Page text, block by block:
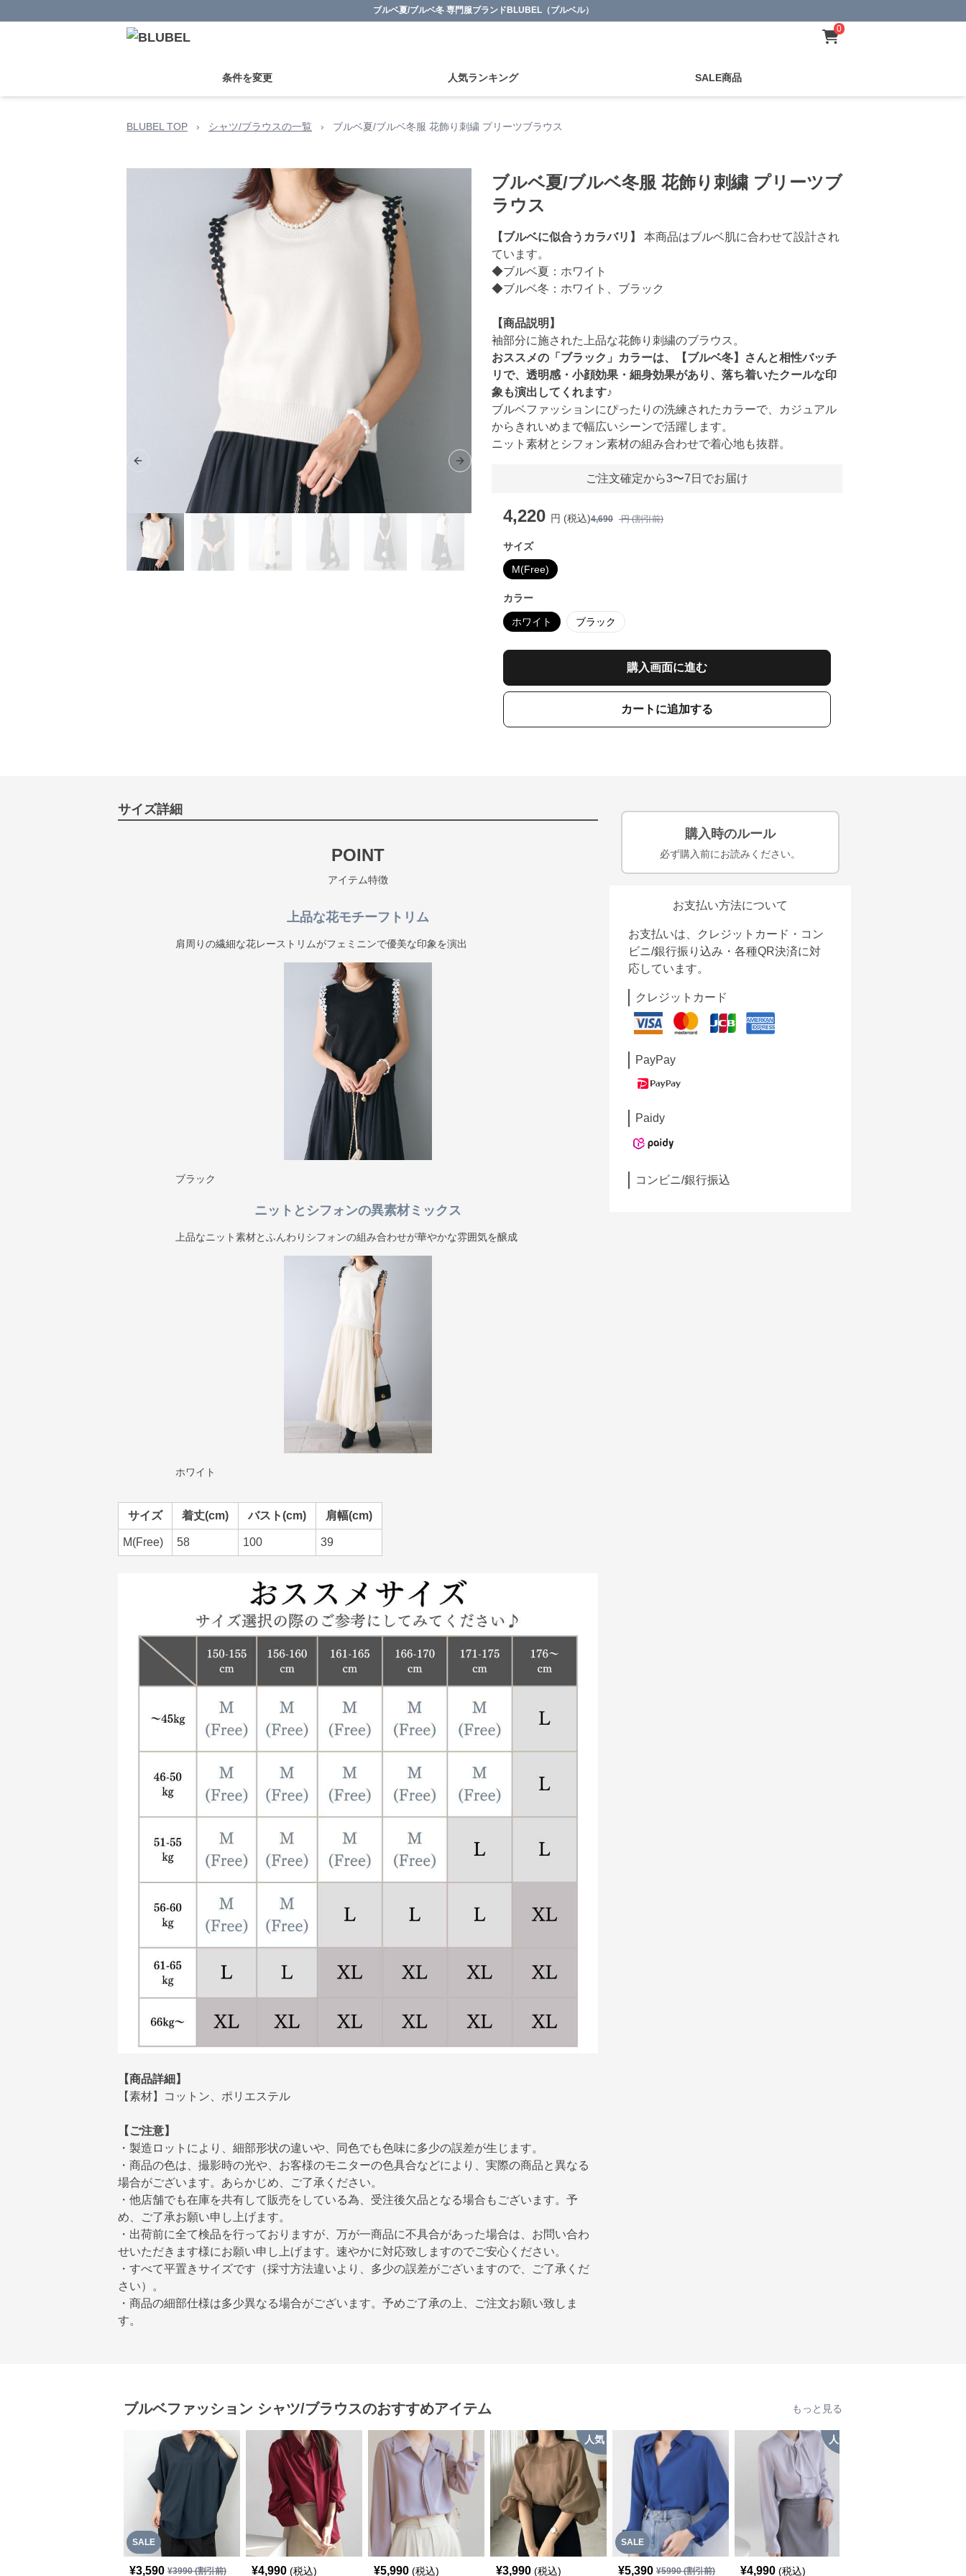
ブルベ夏/ブルベ冬 専門服ブランドBLUBEL（ブルベル）
0
条件を変更 人気ランキング SALE商品
BLUBEL TOP › シャツ/ブラウスの一覧 › ブルベ夏/ブルベ冬服 花飾り刺繍 プリーツブラウス
Previous slide Next slide
ブルベ夏/ブルベ冬服 花飾り刺繍 プリーツブ
ラウス
【ブルベに似合うカラバリ】
本商品はブルベ肌に合わせて設計され
ています。
◆ブルベ夏：ホワイト
◆ブルベ冬：ホワイト、ブラック
【商品説明】
袖部分に施された上品な花飾り刺繍のブラウス。
おススメの「ブラック」カラーは、【ブルベ冬】さんと相性バッチ
リで、透明感・小顔効果・細身効果があり、落ち着いたクールな印
象も演出してくれます♪
ブルベファッションにぴったりの洗練されたカラーで、カジュアル
からきれいめまで幅広いシーンで活躍します。
ニット素材とシフォン素材の組み合わせで着心地も抜群。
ご注文確定から3〜7日でお届け
4,220 円 (税込)4,690 円 (割引前)
サイズ
M(Free)
カラー
ホワイト ブラック
購入画面に進む
カートに追加する
サイズ詳細
POINT
アイテム特徴
上品な花モチーフトリム
肩周りの繊細な花レーストリムがフェミニンで優美な印象を演出
ブラック
ニットとシフォンの異素材ミックス
上品なニット素材とふんわりシフォンの組み合わせが華やかな雰囲気を醸成
ホワイト
サイズ 着丈(cm) バスト(cm) 肩幅(cm)
M(Free) 58 100 39
【商品詳細】
【素材】コットン、ポリエステル
【ご注意】
・製造ロットにより、細部形状の違いや、同色でも色味に多少の誤差が生じます。
・商品の色は、撮影時の光や、お客様のモニターの色具合などにより、実際の商品と異なる
場合がございます。あらかじめ、ご了承ください。
・他店舗でも在庫を共有して販売をしている為、受注後欠品となる場合もございます。予
め、ご了承お願い申し上げます。
・出荷前に全て検品を行っておりますが、万が一商品に不具合があった場合は、お問い合わ
せいただきます様にお願い申し上げます。速やかに対応致しますのでご安心ください。
・すべて平置きサイズです（採寸方法違いより、多少の誤差がございますので、ご了承くだ
さい）。
・商品の細部仕様は多少異なる場合がございます。予めご了承の上、ご注文お願い致しま
す。
購入時のルール
必ず購入前にお読みください。
お支払い方法について
お支払いは、クレジットカード・コン
ビニ/銀行振り込み・各種QR決済に対
応しています。
クレジットカード
PayPay
Paidy
コンビニ/銀行振込
ブルベファッション シャツ/ブラウスのおすすめアイテム もっと見る
SALE
¥3,590 ¥3990(割引前) ¥4,990 (税込) ¥5,990 (税込)
人気
¥3,990 (税込)
SALE
¥5,390 ¥5990(割引前)
人気
¥4,990 (税込)